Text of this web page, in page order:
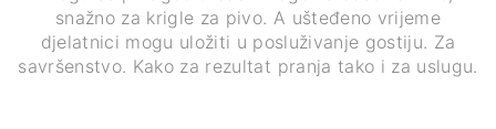
snažno za krigle za pivo. A ušteđeno vrijeme
djelatnici mogu uložiti u posluživanje gostiju. Za
savršenstvo. Kako za rezultat pranja tako i za uslugu.